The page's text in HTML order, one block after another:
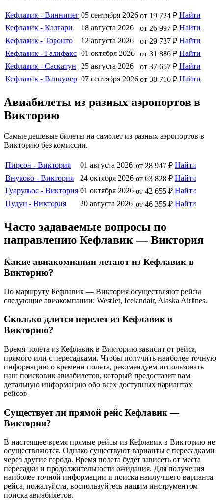
Кефлавик - Виннипег 05 сентября 2026 от 19 724 ₽ Найти
Кефлавик - Калгари
18 августа 2026 от 26 997 ₽ Найти
Кефлавик - Торонто
12 августа 2026 от 29 737 ₽ Найти
Кефлавик - Галифакс 01 октября 2026 от 31 886 ₽ Найти
Кефлавик - Саскатун
25 августа 2026 от 37 657 ₽ Найти
Кефлавик - Ванкувер 07 сентября 2026 от 38 716 ₽ Найти
Авиабилеты из разных аэропортов в
Викторию
Самые дешевые билеты на самолет из разных аэропортов в
Викторию без комиссии.
Пирсон - Виктория 01 августа 2026 от 28 947 ₽ Найти
Внуково - Виктория
24 октября 2026 от 63 828 ₽ Найти
Гуарульос - Виктория 01 октября 2026 от 42 655 ₽ Найти
Пудун - Виктория
20 августа 2026 от 46 355 ₽ Найти
Часто задаваемые вопросы по
направлению Кефлавик — Виктория
Какие авиакомпании летают из Кефлавик в
Викторию?
По маршруту Кефлавик — Виктория осуществляют рейсы
следующие авиакомпании: WestJet, Icelandair, Alaska Airlines.
Сколько длится перелет из Кефлавик в
Викторию?
Время полета из Кефлавик в Викторию зависит от рейса,
прямого или с пересадками. Чтобы получить наиболее точную
информацию о времени полета, рекомендуем использовать
наш поисковик авиабилетов, который предоставит вам
детальную информацию обо всех доступных вариантах
рейсов.
Существует ли прямой рейс Кефлавик —
Виктория?
В настоящее время прямые рейсы из Кефлавик в Викторию не
осуществляются. Однако существуют варианты с пересадками
через другие города. Время полета будет зависеть от места
пересадки и продолжительности ожидания. Для получения
наиболее точной информации и поиска наилучшего варианта
рейса, пожалуйста, воспользуйтесь нашим инструментом
поиска авиабилетов.